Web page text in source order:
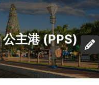
主港 (PPS)